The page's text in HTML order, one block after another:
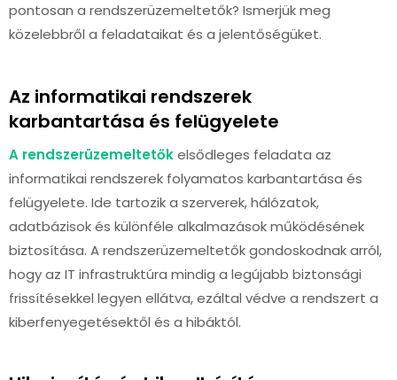
pontosan a rendszerüzemeltetők? Ismerjük meg
közelebbről a feladataikat és a jelentőségüket.
Az informatikai rendszerek
karbantartása és felügyelete
A rendszerüzemeltetőkelsődleges feladata az
informatikai rendszerek folyamatos karbantartása és
felügyelete. Ide tartozik a szerverek, hálózatok,
adatbázisok és különféle alkalmazások működésének
biztosítása. A rendszerüzemeltetők gondoskodnak arról,
hogy az IT infrastruktúra mindig a legújabb biztonsági
frissítésekkel legyen ellátva, ezáltal védve a rendszert a
kiberfenyegetésektől és a hibáktól.